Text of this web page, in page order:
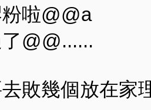
啦@@a
@@......
敗幾個放在家